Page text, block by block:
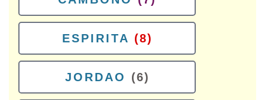
ESPIRITA (8)
JORDAO (6)